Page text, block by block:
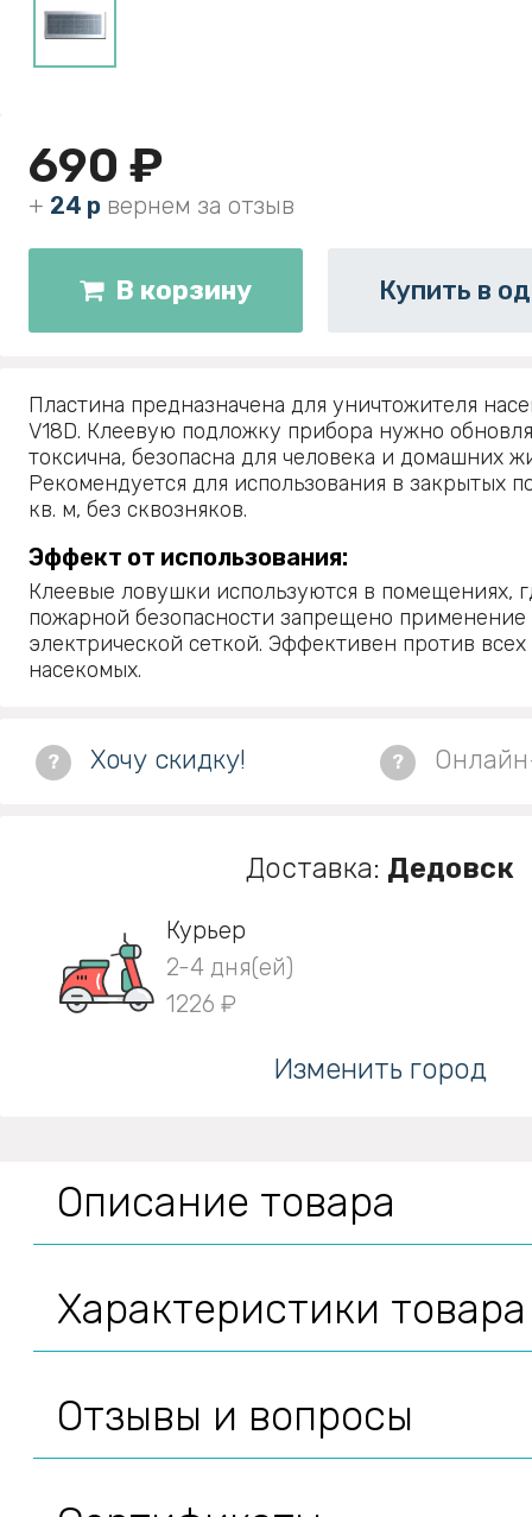
690 ₽
+ 24 р вернем за отзыв
В корзину Купить в
Пластина предназначена для уничтожителя
V18D. Клеевую подложку прибора нужно
токсична, безопасна для человека и домашних
Рекомендуется для использования в закрытых
кв. м, без сквозняков.
Эффект от использования:
Клеевые ловушки используются в помещениях,
пожарной безопасности запрещено
электрической сеткой. Эффективен против
насекомых.
? Хочу скидку! ?
Доставка: Дедовск
Курьер
2-4 дня(ей)
1226 ₽
Изменить город
Описание товара
Характеристики товара
Отзывы и вопросы